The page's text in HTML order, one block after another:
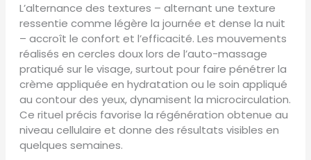
L’alternance des textures – alternant une texture
ressentie comme légère la journée et dense la nuit
– accroît le confort et l’efficacité. Les mouvements
réalisés en cercles doux lors de l’auto-massage
pratiqué sur le visage, surtout pour faire pénétrer la
crème appliquée en hydratation ou le soin appliqué
au contour des yeux, dynamisent la microcirculation.
Ce rituel précis favorise la régénération obtenue au
niveau cellulaire et donne des résultats visibles en
quelques semaines.